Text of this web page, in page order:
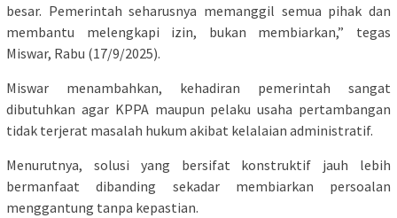
besar. Pemerintah seharusnya memanggil semua pihak dan
membantu melengkapi izin, bukan membiarkan,” tegas
Miswar, Rabu (17/9/2025).
Miswar menambahkan, kehadiran pemerintah sangat
dibutuhkan agar KPPA maupun pelaku usaha pertambangan
tidak terjerat masalah hukum akibat kelalaian administratif.
Menurutnya, solusi yang bersifat konstruktif jauh lebih
bermanfaat dibanding sekadar membiarkan persoalan
menggantung tanpa kepastian.